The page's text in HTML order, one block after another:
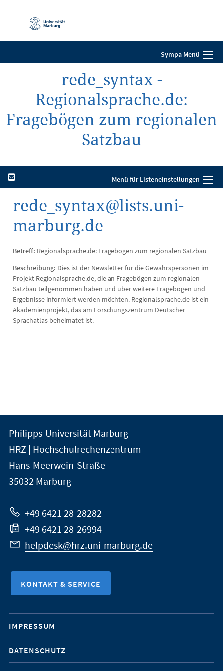
Navigation
Sympa Menü
rede_syntax -
Regionalsprache.de:
Fragebögen zum regionalen
Satzbau
Menü für Listeneinstellungen
rede_syntax@lists.uni-
marburg.de
Betreff: Regionalsprache.de: Fragebögen zum regionalen Satzbau
Beschreibung: Dies ist der Newsletter für die Gewährspersonen im
Projekt Regionalsprache.de, die an Fragebögen zum regionalen
Satzbau teilgenommen haben und über weitere Fragebögen und
Ergebnisse informiert werden möchten. Regionalsprache.de ist ein
Akademienprojekt, das am Forschungszentrum Deutscher
Sprachatlas beheimatet ist.
Kontakt
und
Informationen
zur
Website
der
Universität
Marburg
Philipps-Universität Marburg
HRZ | Hochschulrechenzentrum
Hans-Meerwein-Straße
35032 Marburg
+49 6421 28-28282
+49 6421 28-26994
helpdesk@hrz.uni-marburg.de
KONTAKT & SERVICE
Mobile-
Service-
Navigation
IMPRESSUM
DATENSCHUTZ